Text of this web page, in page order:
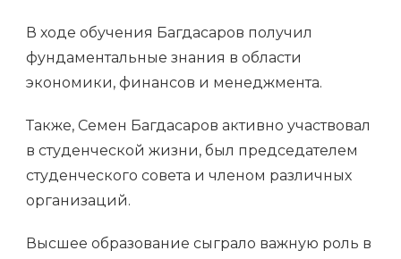
В ходе обучения Багдасаров получил
фундаментальные знания в области
экономики, финансов и менеджмента.
Также, Семен Багдасаров активно участвовал
в студенческой жизни, был председателем
студенческого совета и членом различных
организаций.
Высшее образование сыграло важную роль в